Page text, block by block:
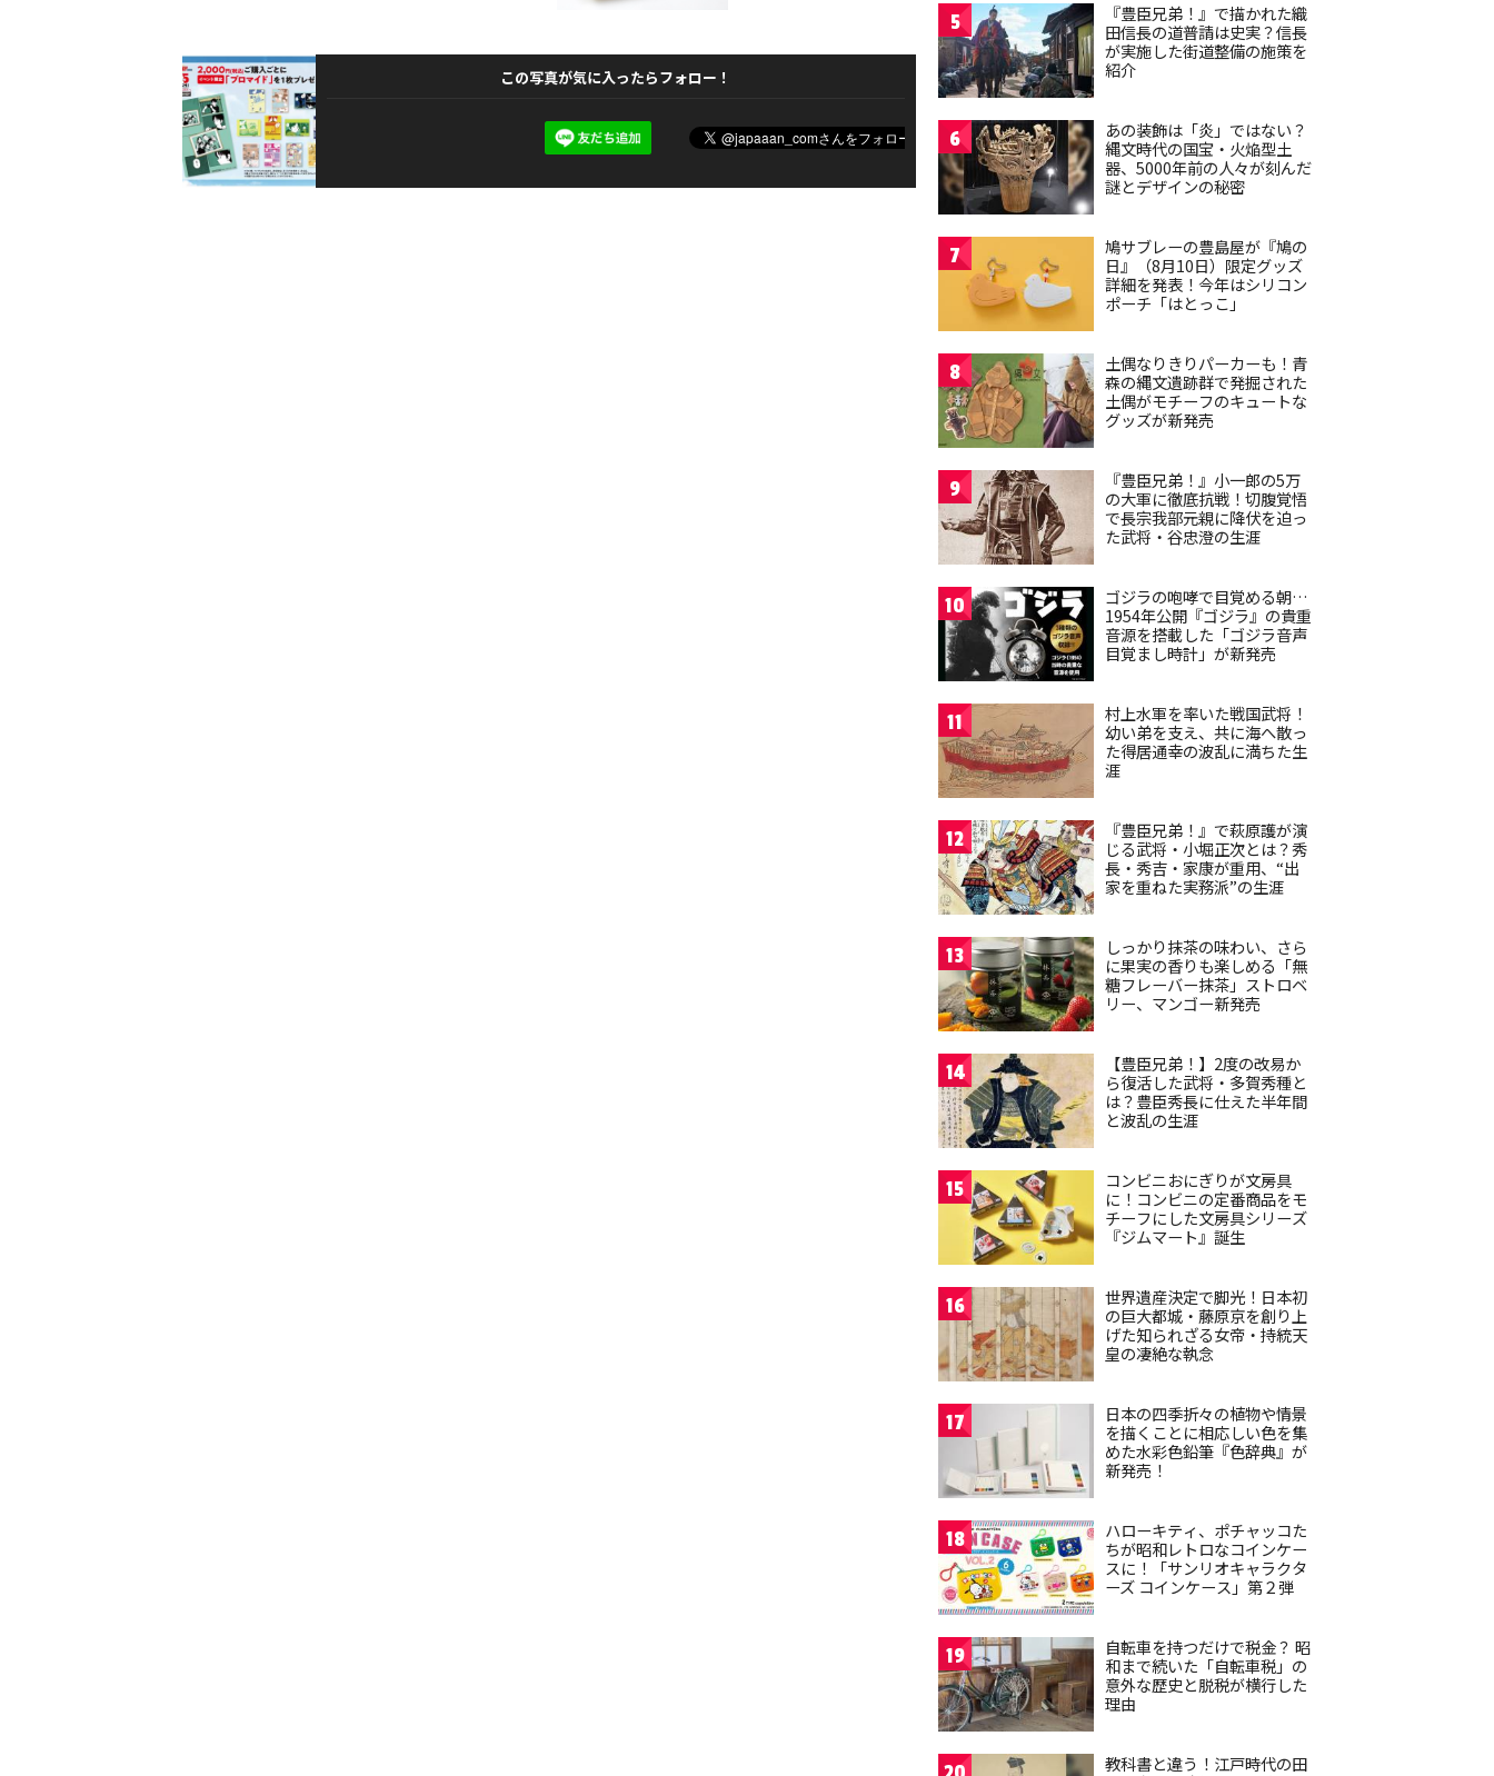
この写真が気に入ったらフォロー！
5
『豊臣兄弟！』で描かれた織
田信長の道普請は史実？信長
が実施した街道整備の施策を
紹介
6
あの装飾は「炎」ではない？
縄文時代の国宝・火焔型土
器、5000年前の人々が刻んだ
謎とデザインの秘密
7
鳩サブレーの豊島屋が『鳩の
日』（8月10日）限定グッズ
詳細を発表！今年はシリコン
ポーチ「はとっこ」
8
土偶なりきりパーカーも！青
森の縄文遺跡群で発掘された
土偶がモチーフのキュートな
グッズが新発売
9
『豊臣兄弟！』小一郎の5万
の大軍に徹底抗戦！切腹覚悟
で長宗我部元親に降伏を迫っ
た武将・谷忠澄の生涯
10
ゴジラの咆哮で目覚める朝…
1954年公開『ゴジラ』の貴重
音源を搭載した「ゴジラ音声
目覚まし時計」が新発売
11
村上水軍を率いた戦国武将！
幼い弟を支え、共に海へ散っ
た得居通幸の波乱に満ちた生
涯
12
『豊臣兄弟！』で萩原護が演
じる武将・小堀正次とは？秀
長・秀吉・家康が重用、“出
家を重ねた実務派”の生涯
13
しっかり抹茶の味わい、さら
に果実の香りも楽しめる「無
糖フレーバー抹茶」ストロベ
リー、マンゴー新発売
14
【豊臣兄弟！】2度の改易か
ら復活した武将・多賀秀種と
は？豊臣秀長に仕えた半年間
と波乱の生涯
15
コンビニおにぎりが文房具
に！コンビニの定番商品をモ
チーフにした文房具シリーズ
『ジムマート』誕生
16
世界遺産決定で脚光！日本初
の巨大都城・藤原京を創り上
げた知られざる女帝・持統天
皇の凄絶な執念
17
日本の四季折々の植物や情景
を描くことに相応しい色を集
めた水彩色鉛筆『色辞典』が
新発売！
18
ハローキティ、ポチャッコた
ちが昭和レトロなコインケー
スに！「サンリオキャラクタ
ーズ コインケース」第２弾
19
自転車を持つだけで税金？ 昭
和まで続いた「自転車税」の
意外な歴史と脱税が横行した
理由
教科書と違う！江戸時代の田